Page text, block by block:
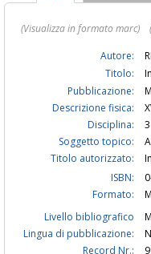
(Visualizza in formato marc)
Autore:
Titolo:
Pubblicazione:
Descrizione fisica:
Disciplina:
Soggetto topico:
Titolo autorizzato:
ISBN:
Formato:
Livello bibliografico
Lingua di pubblicazione:
Record Nr.: